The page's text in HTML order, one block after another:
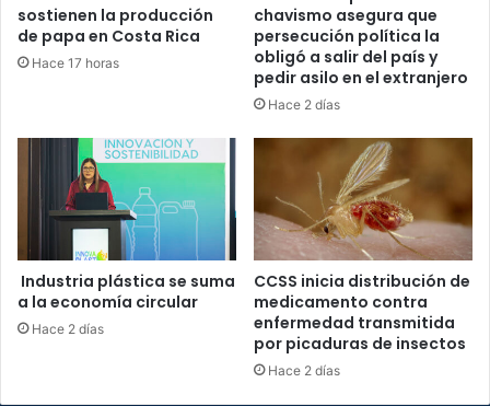
sostienen la producción
de papa en Costa Rica
Hace 17 horas
chavismo asegura que
persecución política la
obligó a salir del país y
pedir asilo en el extranjero
Hace 2 días
Industria plástica se suma
a la economía circular
Hace 2 días
CCSS inicia distribución de
medicamento contra
enfermedad transmitida
por picaduras de insectos
Hace 2 días